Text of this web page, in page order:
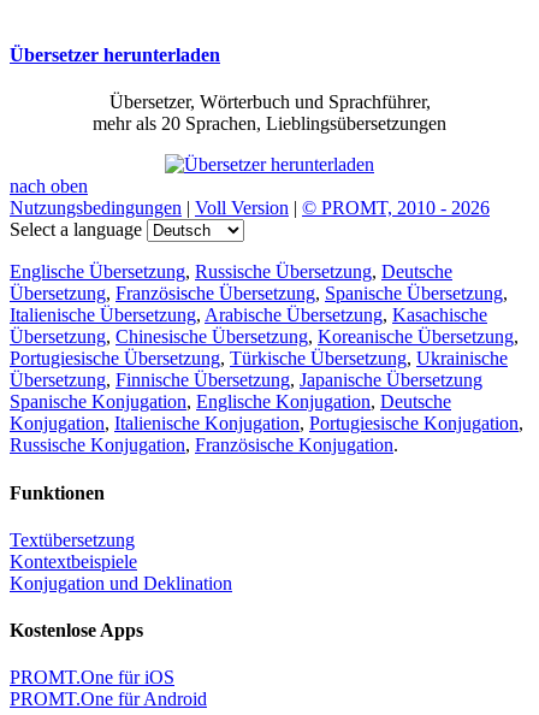
Übersetzer herunterladen
Übersetzer, Wörterbuch und Sprachführer,
mehr als 20 Sprachen, Lieblingsübersetzungen
nach oben
Nutzungsbedingungen | Voll Version | © PROMT, 2010 - 2026
Select a language
Englische Übersetzung, Russische Übersetzung, Deutsche
Übersetzung, Französische Übersetzung, Spanische Übersetzung,
Italienische Übersetzung, Arabische Übersetzung, Kasachische
Übersetzung, Chinesische Übersetzung, Koreanische Übersetzung,
Portugiesische Übersetzung, Türkische Übersetzung, Ukrainische
Übersetzung, Finnische Übersetzung, Japanische Übersetzung
Spanische Konjugation, Englische Konjugation, Deutsche
Konjugation, Italienische Konjugation, Portugiesische Konjugation,
Russische Konjugation, Französische Konjugation.
Funktionen
Textübersetzung
Kontextbeispiele
Konjugation und Deklination
Kostenlose Apps
PROMT.One für iOS
PROMT.One für Android